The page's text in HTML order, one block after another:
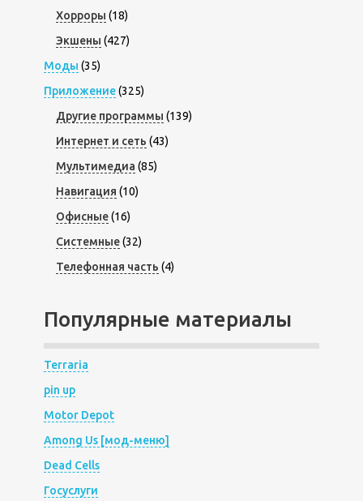
Хорроры (18)
Экшены (427)
Моды (35)
Приложение(325)
Другие программы (139)
Интернет и сеть (43)
Мультимедиа (85)
Навигация (10)
Офисные(16)
Системные(32)
Телефонная часть (4)
Популярные материалы
Terraria
pin up
Motor Depot
Among Us [мод-меню]
Dead Cells
Госуслуги